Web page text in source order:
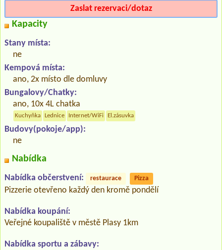
Zaslat rezervaci/dotaz
Kapacity
Stany místa:
ne
Kempová místa:
ano, 2x místo dle domluvy
Bungalovy/Chatky:
ano, 10x 4L chatka
Kuchyňka Lednice Internet/WiFi El.zásuvka
Budovy(pokoje/app):
ne
Nabídka
Nabídka občerstvení: restaurace Pizza
Pizzerie otevřeno každý den kromě pondělí
Nabídka koupání:
Veřejné koupaliště v městě Plasy 1km
Nabídka sportu a zábavy: